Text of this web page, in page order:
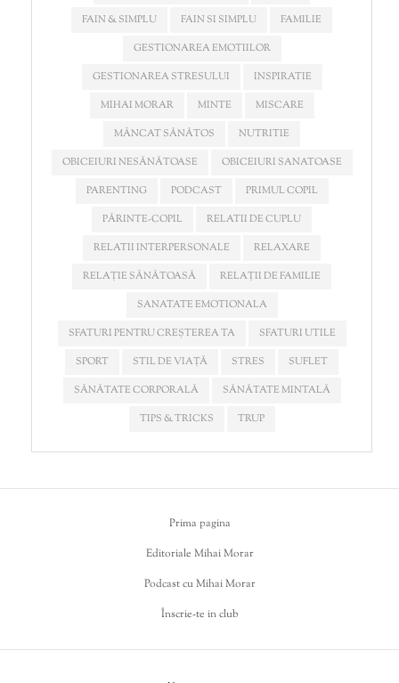
FAIN & SIMPLU
FAIN SI SIMPLU
FAMILIE
GESTIONAREA EMOTIILOR
GESTIONAREA STRESULUI
INSPIRATIE
MIHAI MORAR
MINTE
MISCARE
MÂNCAT SĂNĂTOS
NUTRITIE
OBICEIURI NESĂNĂTOASE
OBICEIURI SANATOASE
PARENTING
PODCAST
PRIMUL COPIL
PĂRINTE-COPIL
RELATII DE CUPLU
RELATII INTERPERSONALE
RELAXARE
RELAȚIE SĂNĂTOASĂ
RELAȚII DE FAMILIE
SANATATE EMOTIONALA
SFATURI PENTRU CREȘTEREA TA
SFATURI UTILE
SPORT
STIL DE VIAȚĂ STRES
SUFLET
SĂNĂTATE CORPORALĂ
SĂNĂTATE MINTALĂ
TIPS & TRICKS
TRUP
Prima pagina
Editoriale Mihai Morar
Podcast cu Mihai Morar
Înscrie-te in club